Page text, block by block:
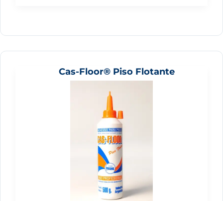
Cas-Floor® Piso Flotante